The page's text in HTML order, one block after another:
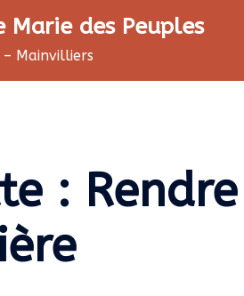
Marie des Peuples
Mainvilliers
: